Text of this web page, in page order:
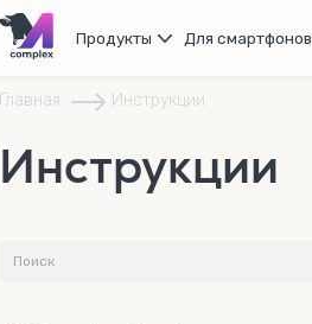
Продукты Для смартфонов
Главная Инструкции
Инструкции